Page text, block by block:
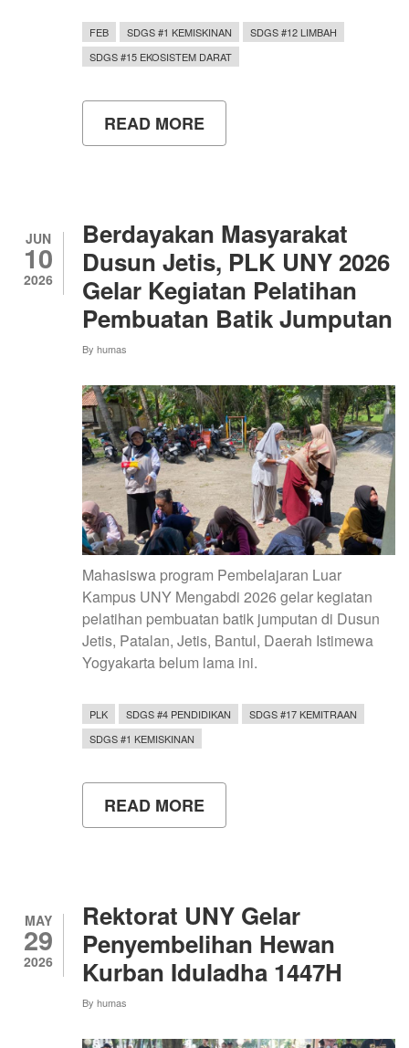
FEB SDGS #1 KEMISKINAN
SDGS #12 LIMBAH
SDGS #15 EKOSISTEM DARAT
READ MORE
MAGGOT
UNY
KELOLA
SAMPAH
ORGANIK
DAN
DUKUNG
SDGS
JUN
10
2026
Berdayakan Masyarakat
Dusun Jetis, PLK UNY 2026
Gelar Kegiatan Pelatihan
Pembuatan Batik Jumputan
By humas
Mahasiswa program Pembelajaran Luar
Kampus UNY Mengabdi 2026 gelar kegiatan
pelatihan pembuatan batik jumputan di Dusun
Jetis, Patalan, Jetis, Bantul, Daerah Istimewa
Yogyakarta belum lama ini.
PLK SDGS #4 PENDIDIKAN
SDGS #17 KEMITRAAN
SDGS #1 KEMISKINAN
READ MORE
BERDAYAKAN
UNY
2026
GELAR
KEGIATAN
PELATIHAN
PEMBUATAN
MAY
29
2026
Rektorat UNY Gelar
Penyembelihan Hewan
Kurban Iduladha 1447H
By humas